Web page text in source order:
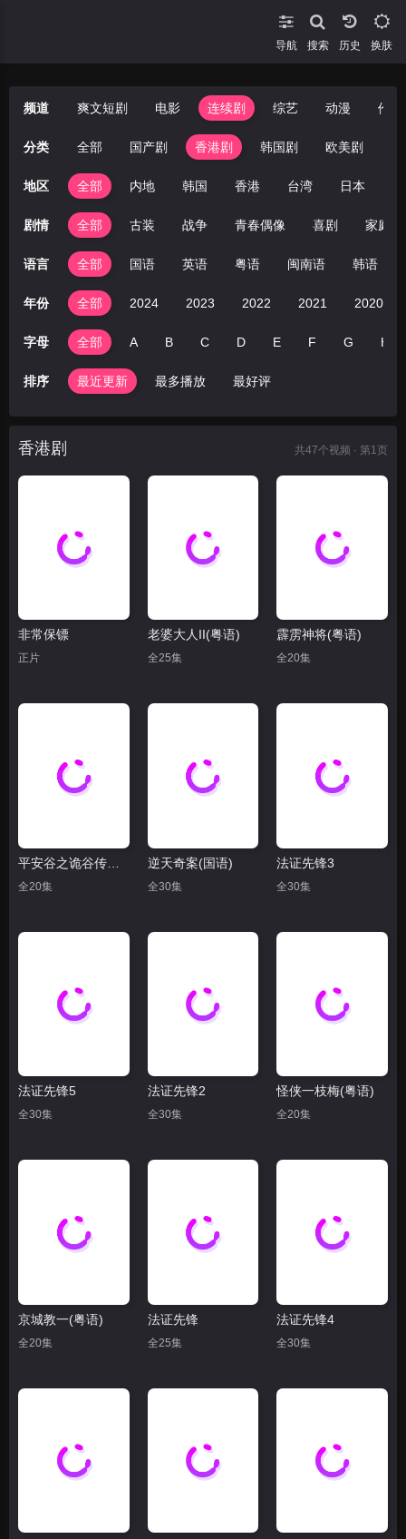
导航 搜索 换肤
频道 爽文短剧 电影 连续剧 综艺 动漫 伦理
分类 全部 国产剧 香港剧 韩国剧 欧美剧
地区 全部 内地 韩国 香港 台湾 日本
剧情 全部 古装 战争 青春偶像 喜剧 家庭
语言 全部 国语 英语 粤语 闽南语 韩语
年份 全部 2024 2023 2022 2021 2020
字母 全部 A B C D E F G H
排序 最近更新 最多播放 最好评
香港剧 共47个视频 · 第1页
非常保镖
正片
老婆大人II(粤语)
全25集
霹雳神将(粤语)
全20集
全20集
逆天奇案(国语)
全30集
法证先锋3
全30集
法证先锋5
全30集
法证先锋2
全30集
怪侠一枝梅(粤语)
全20集
京城教一(粤语)
全20集
法证先锋
全25集
法证先锋4
全30集